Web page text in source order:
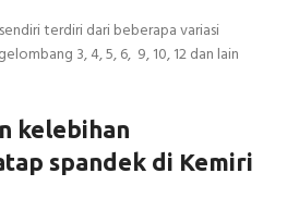
terdiri dari beberapa variasi
3, 4, 5, 6, 9, 10, 12 dan lain
kelebihan
spandek di Kemiri